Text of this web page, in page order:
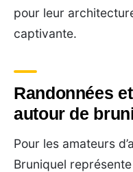
pour leur
captivante.
Randonnées
autour de
Pour les amateurs
Bruniquel